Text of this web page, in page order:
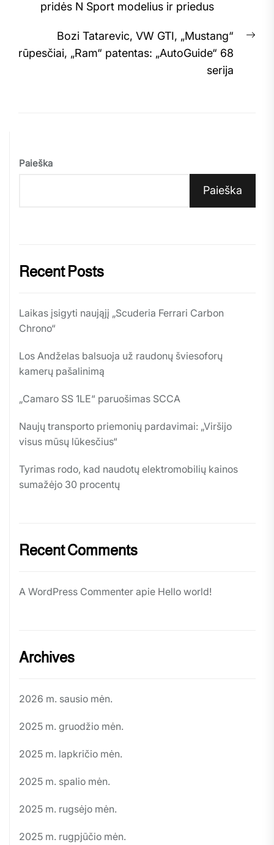
įrašų
post:pridės N Sport modelius ir priedus
Bozi Tatarevic, VW GTI, „Mustang“
rūpesčiai, „Ram“ patentas: „AutoGuide“ 68
serija
Paieška
Paieška
Recent Posts
Laikas įsigyti naująjį „Scuderia Ferrari Carbon
Chrono“
Los Andželas balsuoja už raudonų šviesoforų
kamerų pašalinimą
„Camaro SS 1LE“ paruošimas SCCA
Naujų transporto priemonių pardavimai: „Viršijo
visus mūsų lūkesčius“
Tyrimas rodo, kad naudotų elektromobilių kainos
sumažėjo 30 procentų
Recent Comments
A WordPress Commenter apie Hello world!
Archives
2026 m. sausio mėn.
2025 m. gruodžio mėn.
2025 m. lapkričio mėn.
2025 m. spalio mėn.
2025 m. rugsėjo mėn.
2025 m. rugpjūčio mėn.